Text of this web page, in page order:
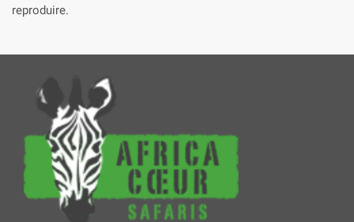
reproduire.